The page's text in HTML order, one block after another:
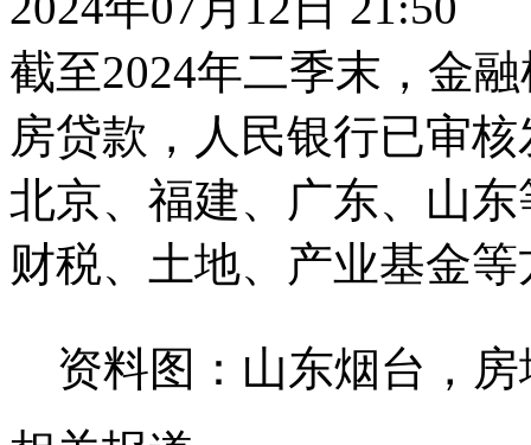
截至2024年二季末，金
房贷款，人民银行已审
北京、福建、广东、山
财税、土地、产业基金
资料图：山东烟台，